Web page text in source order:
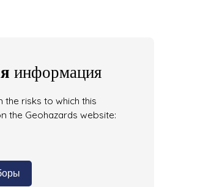
информация
the risks to which this
the Geohazards website: